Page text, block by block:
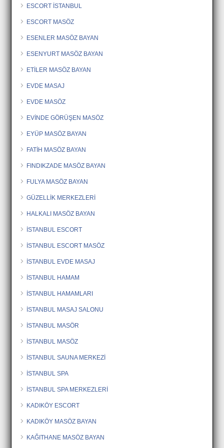
ESCORT İSTANBUL
ESCORT MASÖZ
ESENLER MASÖZ BAYAN
ESENYURT MASÖZ BAYAN
ETİLER MASÖZ BAYAN
EVDE MASAJ
EVDE MASÖZ
EVİNDE GÖRÜŞEN MASÖZ
EYÜP MASÖZ BAYAN
FATİH MASÖZ BAYAN
FINDIKZADE MASÖZ BAYAN
FULYA MASÖZ BAYAN
GÜZELLİK MERKEZLERİ
HALKALI MASÖZ BAYAN
İSTANBUL ESCORT
İSTANBUL ESCORT MASÖZ
İSTANBUL EVDE MASAJ
İSTANBUL HAMAM
İSTANBUL HAMAMLARI
İSTANBUL MASAJ SALONU
İSTANBUL MASÖR
İSTANBUL MASÖZ
İSTANBUL SAUNA MERKEZİ
İSTANBUL SPA
İSTANBUL SPA MERKEZLERİ
KADIKÖY ESCORT
KADIKÖY MASÖZ BAYAN
KAĞITHANE MASÖZ BAYAN